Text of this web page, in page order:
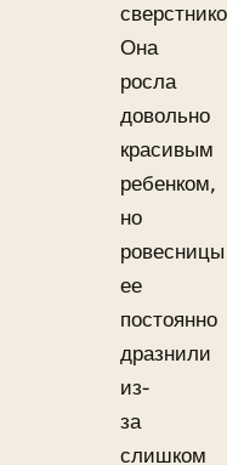
Она
росла
довольно
красивым
ребенком,
но
ровесницы
ее
постоянно
дразнили
из-
за
слишком